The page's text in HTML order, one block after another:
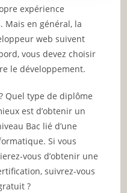
expérience
Mais en général, la
web suivent
vous devez choisir
le développement.
Quel type de diplôme
est d’obtenir un
Bac lié d’une
Si vous
vous d’obtenir une
suivrez-vous
?